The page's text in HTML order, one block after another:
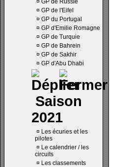
¤ GP de Russie
¤ GP de l'Eifel
¤ GP du Portugal
¤ GP d'Emilie Romagne
¤ GP de Turquie
¤ GP de Bahrein
¤ GP de Sakhir
¤ GP d'Abu Dhabi
Saison
2021
¤ Les écuries et les
pilotes
¤ Le calendrier / les
circuits
¤ Les classements